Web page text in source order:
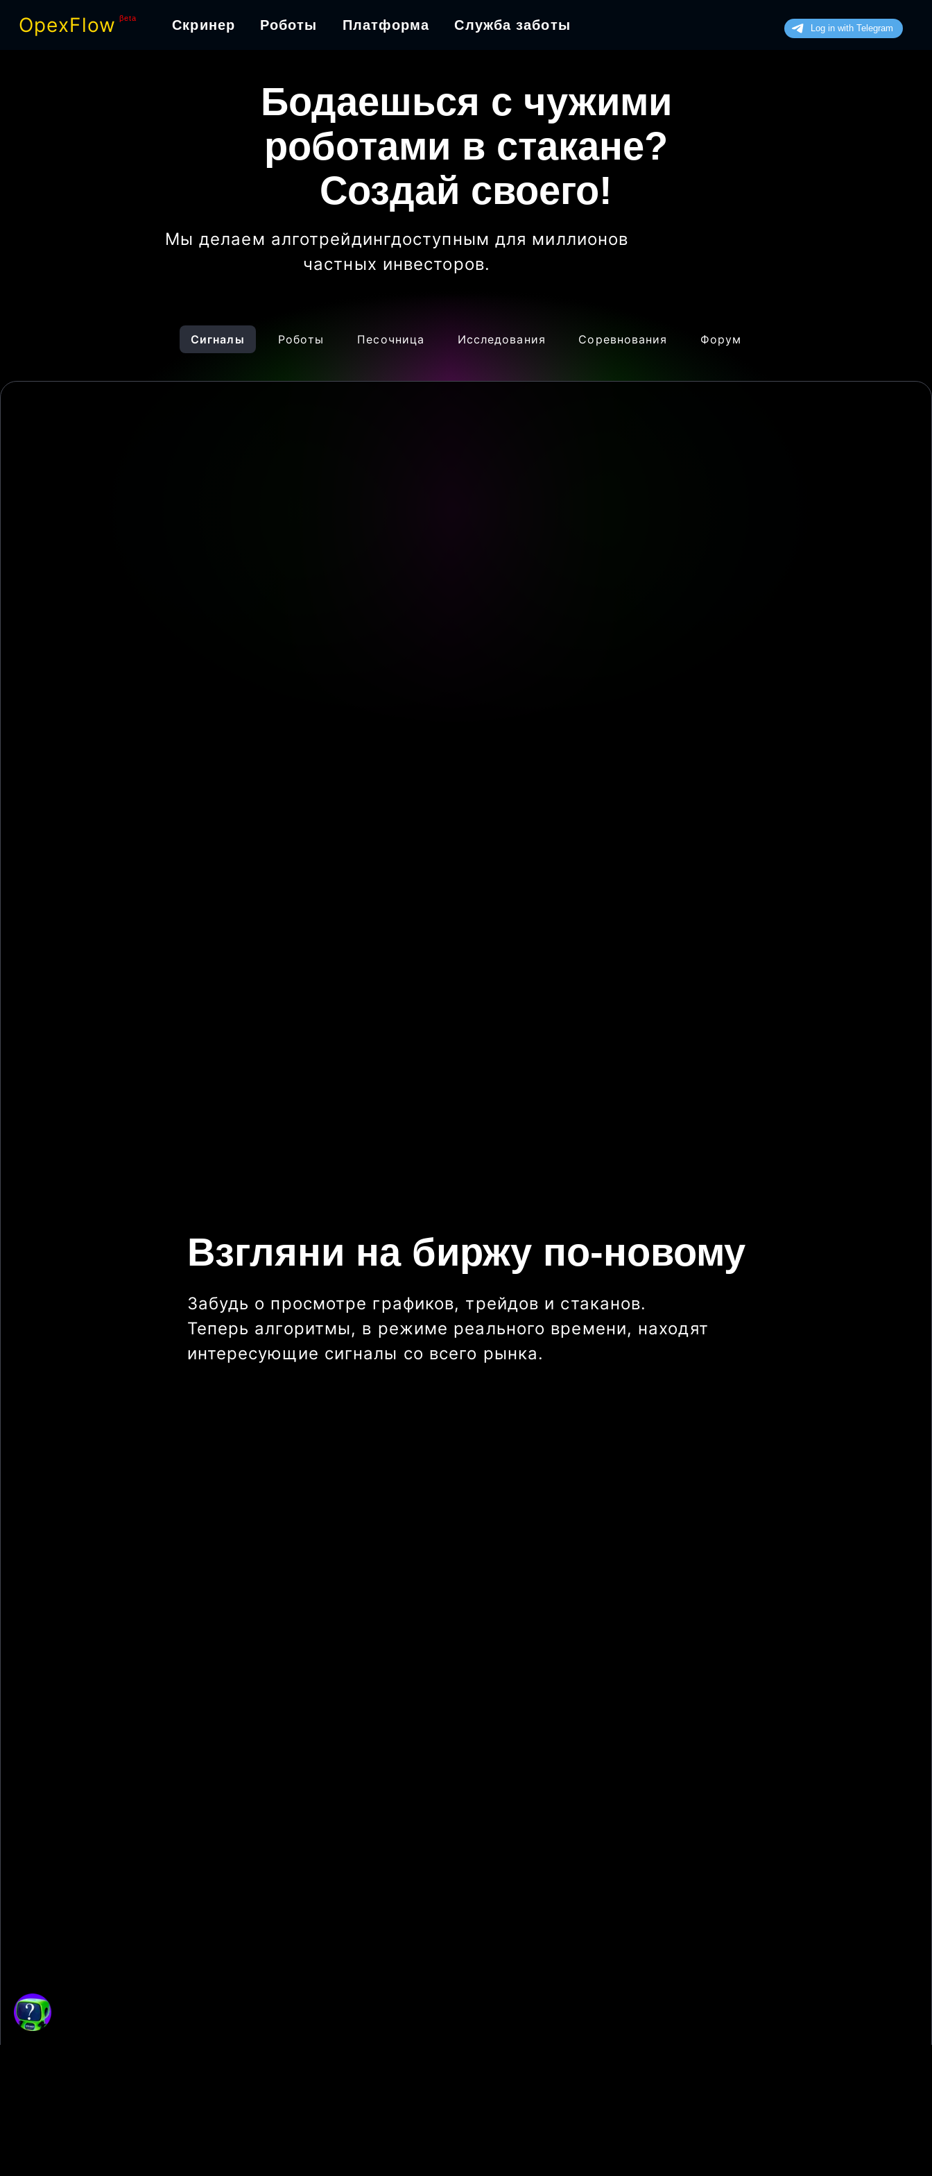
OpexFlow βeta Скринер Роботы Платформа Служба заботы
Бодаешься с чужими
роботами в стакане?
Создай своего!
Мы делаем алготрейдингдоступным для миллионов
частных инвесторов.
Сигналы Роботы Песочница Исследования Соревнования Форум
Взгляни на биржу по-новому
Забудь о просмотре графиков, трейдов и стаканов.
Теперь алгоритмы, в режиме реального времени, находят
интересующие сигналы со всего рынка.